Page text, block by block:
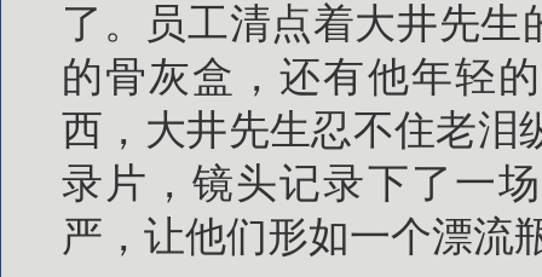
了。员工清点着大井先
的骨灰盒，还有他年轻
西，大井先生忍不住老泪
录片，镜头记录下了一
严，让他们形如一个漂流